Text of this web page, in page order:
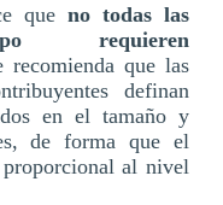
que no todas las
requieren
recomienda que las
definan
en el tamaño y
de forma que el
proporcional al nivel